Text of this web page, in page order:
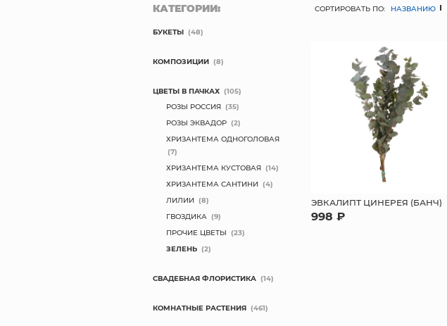
СОРТИРОВАТЬ ПО: НАЗВАНИЮ
ЭВКАЛИПТ ЦИНЕРЕЯ (БАНЧ)
998 ₽
КАТЕГОРИИ:
БУКЕТЫ (48)
КОМПОЗИЦИИ (8)
ЦВЕТЫ В ПАЧКАХ (105)
РОЗЫ РОССИЯ (35)
РОЗЫ ЭКВАДОР (2)
ХРИЗАНТЕМА ОДНОГОЛОВАЯ
(7)
ХРИЗАНТЕМА КУСТОВАЯ (14)
ХРИЗАНТЕМА САНТИНИ (4)
ЛИЛИИ (8)
ГВОЗДИКА (9)
ПРОЧИЕ ЦВЕТЫ (23)
ЗЕЛЕНЬ (2)
СВАДЕБНАЯ ФЛОРИСТИКА (14)
КОМНАТНЫЕ РАСТЕНИЯ (461)